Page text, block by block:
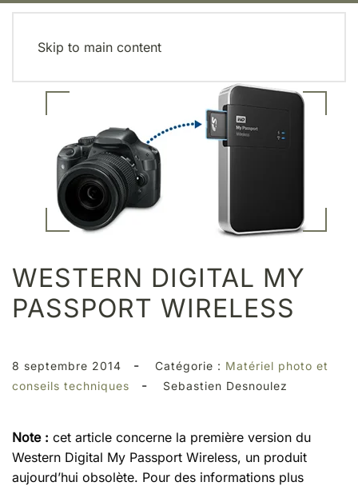
Skip to main content
WESTERN DIGITAL MY
PASSPORT WIRELESS
8 septembre 2014 - Catégorie : Matériel photo et
conseils techniques
- Sebastien Desnoulez
Note : cet article concerne la première version du
Western Digital My Passport Wireless, un produit
aujourd’hui obsolète. Pour des informations plus